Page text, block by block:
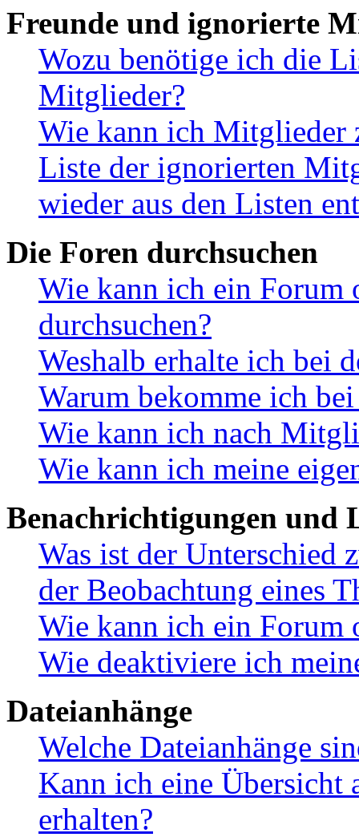
Freunde und ignorierte
Wozu benötige ich die
Mitglieder?
Wie kann ich Mitglieder
Liste der ignorierten
wieder aus den Listen
Die Foren durchsuchen
Wie kann ich ein Forum
durchsuchen?
Weshalb erhalte ich bei
Warum bekomme ich
Wie kann ich nach
Wie kann ich meine
Benachrichtigungen und
Was ist der Unterschied
der Beobachtung eines
Wie kann ich ein Forum
Wie deaktiviere ich
Dateianhänge
Welche Dateianhänge
Kann ich eine Übersicht
erhalten?